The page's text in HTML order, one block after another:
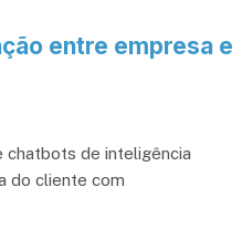
entre empresa e
chatbots de inteligência
do cliente com